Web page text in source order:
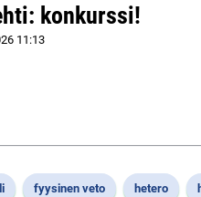
konkurssi!
11:13
fyysinen veto hetero